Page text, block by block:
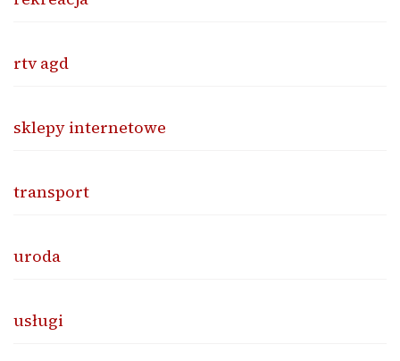
rtv agd
sklepy internetowe
transport
uroda
usługi